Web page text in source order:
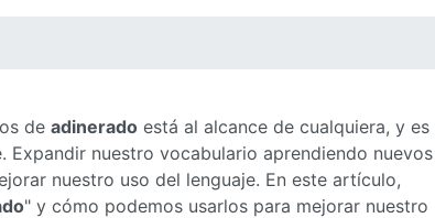
de adinerado está al alcance de cualquiera, y es
Expandir nuestro vocabulario aprendiendo nuevos
nuestro uso del lenguaje. En este artículo,
" y cómo podemos usarlos para mejorar nuestro